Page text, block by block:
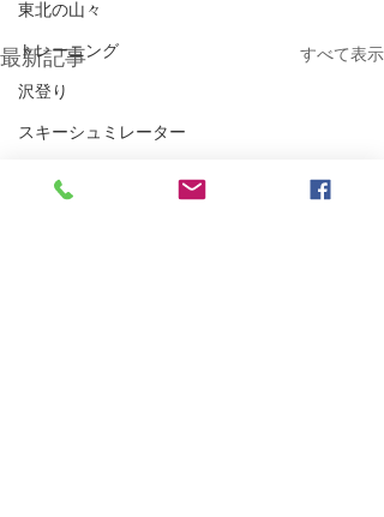
東北の山々
トレーニング
沢登り
スキーシュミレーター
最新記事 すべて表示